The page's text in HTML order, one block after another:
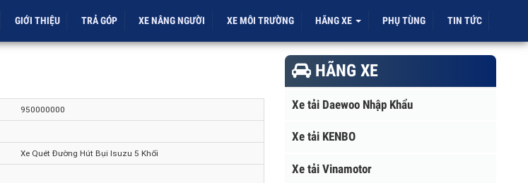
GIỚI THIỆU TRẢ GÓP XE NÂNG NGƯỜI XE MÔI TRƯỜNG HÃNG XE PHỤ TÙNG TIN TỨC
950000000
Xe Quét Đường Hút Bụi Isuzu 5 Khối
HÃNG XE
Xe tải Daewoo Nhập Khẩu
Xe tải KENBO
Xe tải Vinamotor